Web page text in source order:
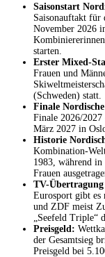
Saisonstart
Saisonauftakt für
November 2026
starten.
Erster Mixed-
Frauen und
(Schweden) statt.
Finale
Finale 2026/
März 2027 in
Historie
Kombination-
1983, während in
Frauen
TV-
Eurosport gibt es
und ZDF meist
„Seefeld Triple“
Preisgeld:
der Gesamtsieg
Preisgeld bei